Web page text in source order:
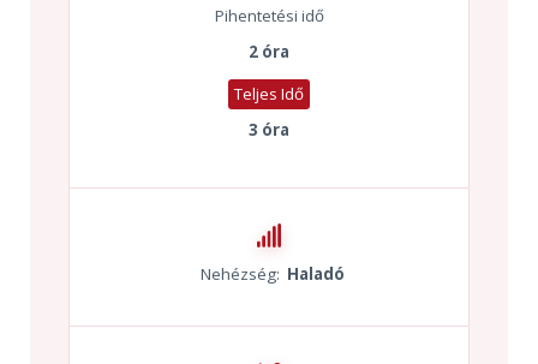
Pihentetési idő
2 óra
Teljes Idő
3 óra
Nehézség: Haladó